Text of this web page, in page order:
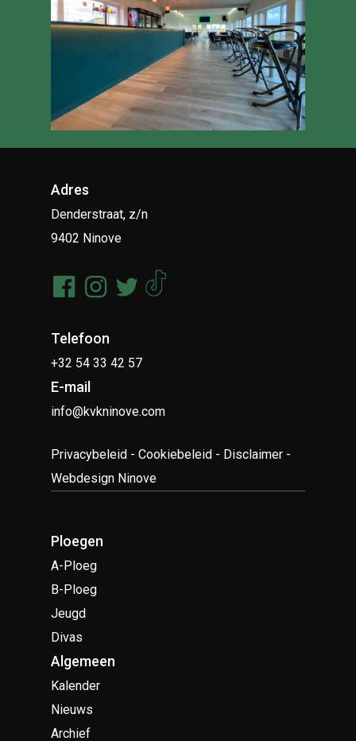
Adres
Denderstraat, z/n
9402 Ninove
Telefoon
+32 54 33 42 57
E-mail
info@kvkninove.com
Privacybeleid -Cookiebeleid - Disclaimer -
Webdesign Ninove
Ploegen
A-Ploeg
B-Ploeg
Jeugd
Divas
Algemeen
Kalender
Nieuws
Archief